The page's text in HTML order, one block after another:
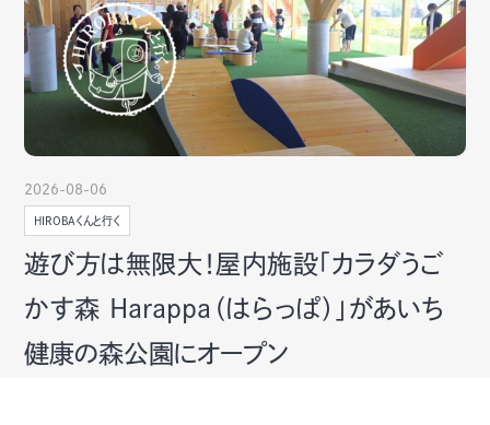
2026-08-06
HIROBAくんと行く
遊び方は無限大！屋内施設「カラダうご
かす森 Harappa（はらっぱ）」があいち
健康の森公園にオープン